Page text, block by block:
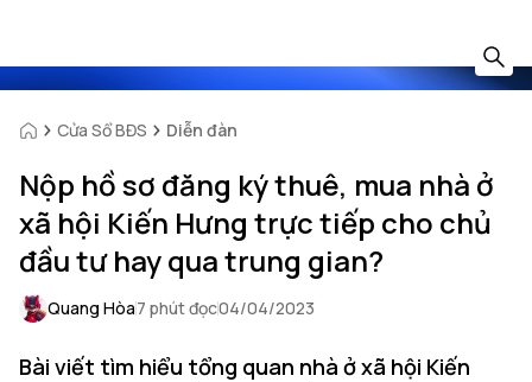
Cửa Sổ BĐS Diễn đàn
Nộp hồ sơ đăng ký thuê, mua nhà ở
xã hội Kiến Hưng trực tiếp cho chủ
đầu tư hay qua trung gian?
Quang Hòa7 phút đọc04/04/2023
Bài viết tìm hiểu tổng quan nhà ở xã hội Kiến